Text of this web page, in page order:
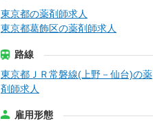
東京都の薬剤師求人
東京都葛飾区の薬剤師求人
路線
東京都ＪＲ常磐線(上野－仙台)の薬
剤師求人
雇用形態